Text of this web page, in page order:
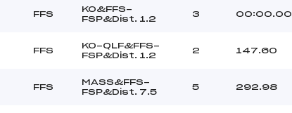
FFS
KO&FFS-
FSP&Dist. 1.2
3 00:00.00
FFS
KO-QLF&FFS-
FSP&Dist. 1.2
2 147.60
FFS
MASS&FFS-
FSP&Dist. 7.5
5 292.98